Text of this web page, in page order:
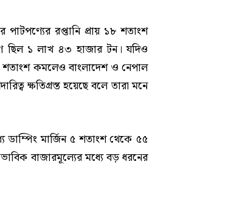
রপ্তানি প্রায় ১৮ শতাংশ
ছিল ১ লাখ ৪৩ হাজার টন। যদিও
শতাংশ কমলেও বাংলাদেশ ও নেপাল
ক্ষতিগ্রস্ত হয়েছে বলে তারা মনে
ডাম্পিং মার্জিন ৫ শতাংশ থেকে ৫৫
বাজারমূল্যের মধ্যে বড় ধরনের